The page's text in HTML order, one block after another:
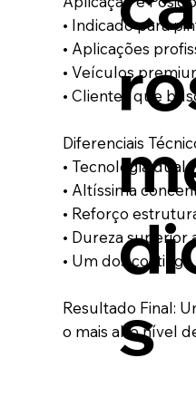
• Indicado para
• Aplicações
• Veículos
• Clientes que
Diferenciais
• Tecnologia
• Altíssima
• Reforço
• Dureza
• Um dos
Resultado Final:
o mais alto nível
s